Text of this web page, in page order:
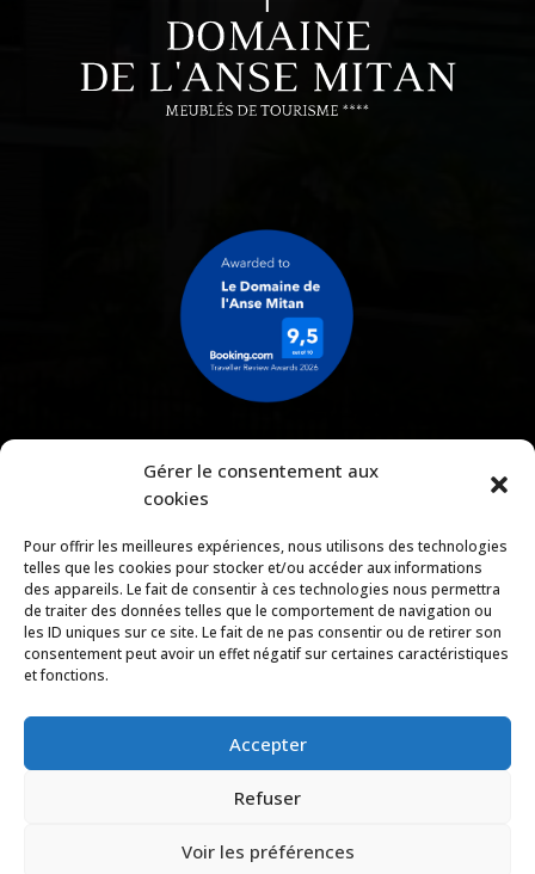
Gérer le consentement aux
cookies
Pour offrir les meilleures expériences, nous utilisons des technologies
telles que les cookies pour stocker et/ou accéder aux informations
des appareils. Le fait de consentir à ces technologies nous permettra
de traiter des données telles que le comportement de navigation ou
les ID uniques sur ce site. Le fait de ne pas consentir ou de retirer son
consentement peut avoir un effet négatif sur certaines caractéristiques
et fonctions.
Accepter
Refuser
Voir les préférences
Téléchargez notre brochure
Copyright © 2026 | Mentions légales
Domaine de l’Anse Mitan